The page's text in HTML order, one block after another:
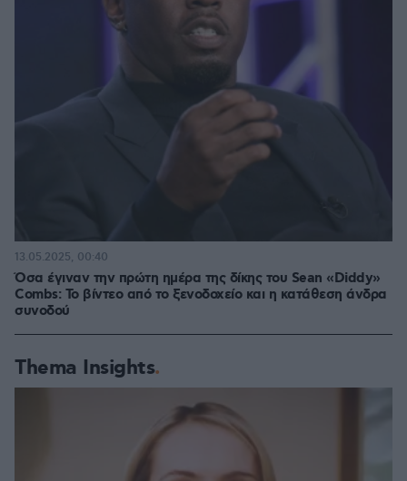
Όσα έγιναν την πρώτη ημέρα της δίκης του Sean «Diddy»
Combs: Το βίντεο από το ξενοδοχείο και η κατάθεση άνδρα
συνοδού
13.05.2025, 00:40
Thema Insights